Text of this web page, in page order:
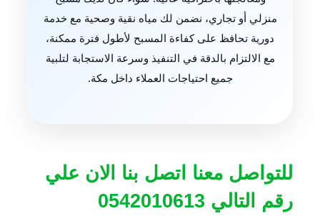
منزلي أو تجاري، نضمن لك مياه نقية وصحية مع خدمة
دورية تحافظ على كفاءة المسبح لأطول فترة ممكنة،
مع الالتزام بالدقة في التنفيذ وسرعة الاستجابة لتلبية
جميع احتياجات العملاء داخل مكة.
للتواصل معنا اتصل بنا الان علي
رقم التالي 0542010613